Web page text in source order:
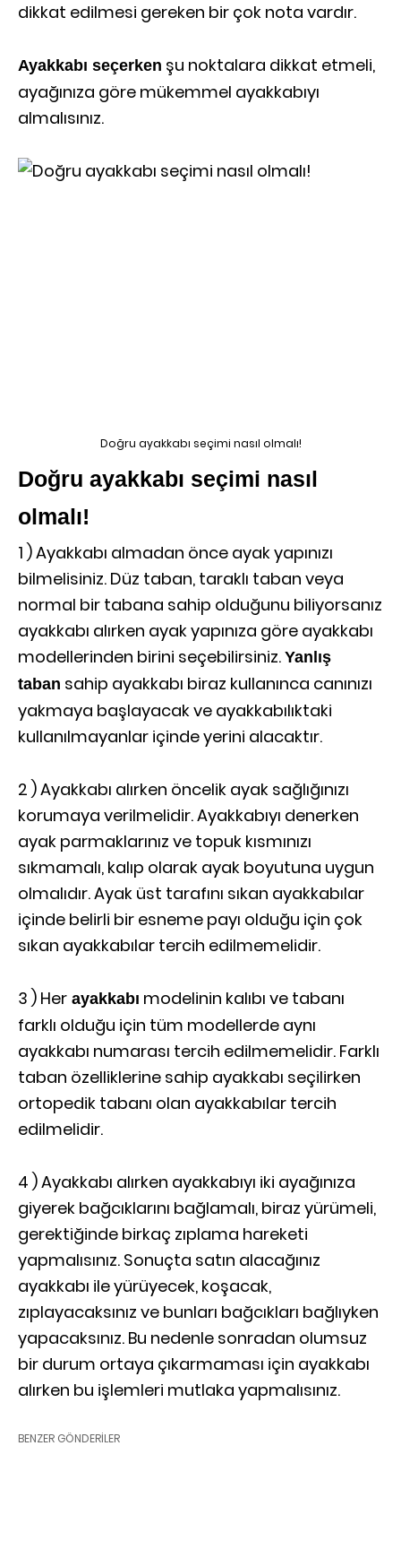
dikkat edilmesi gereken bir çok nota vardır.
Ayakkabı seçerken şu noktalara dikkat etmeli,
ayağınıza göre mükemmel ayakkabıyı
almalısınız.
Doğru ayakkabı seçimi nasıl olmalı!
Doğru ayakkabı seçimi nasıl
olmalı!
1 ) Ayakkabı almadan önce ayak yapınızı
bilmelisiniz. Düz taban, taraklı taban veya
normal bir tabana sahip olduğunu biliyorsanız
ayakkabı alırken ayak yapınıza göre ayakkabı
modellerinden birini seçebilirsiniz. Yanlış
taban sahip ayakkabı biraz kullanınca canınızı
yakmaya başlayacak ve ayakkabılıktaki
kullanılmayanlar içinde yerini alacaktır.
2 ) Ayakkabı alırken öncelik ayak sağlığınızı
korumaya verilmelidir. Ayakkabıyı denerken
ayak parmaklarınız ve topuk kısmınızı
sıkmamalı, kalıp olarak ayak boyutuna uygun
olmalıdır. Ayak üst tarafını sıkan ayakkabılar
içinde belirli bir esneme payı olduğu için çok
sıkan ayakkabılar tercih edilmemelidir.
3 ) Her ayakkabı modelinin kalıbı ve tabanı
farklı olduğu için tüm modellerde aynı
ayakkabı numarası tercih edilmemelidir. Farklı
taban özelliklerine sahip ayakkabı seçilirken
ortopedik tabanı olan ayakkabılar tercih
edilmelidir.
4 ) Ayakkabı alırken ayakkabıyı iki ayağınıza
giyerek bağcıklarını bağlamalı, biraz yürümeli,
gerektiğinde birkaç zıplama hareketi
yapmalısınız. Sonuçta satın alacağınız
ayakkabı ile yürüyecek, koşacak,
zıplayacaksınız ve bunları bağcıkları bağlıyken
yapacaksınız. Bu nedenle sonradan olumsuz
bir durum ortaya çıkarmaması için ayakkabı
alırken bu işlemleri mutlaka yapmalısınız.
BENZER GÖNDERILER